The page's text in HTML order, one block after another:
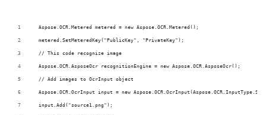
  Aspose.OCR.Metered metered = new Aspose.OCR.Metered();
  metered.SetMeteredKey("PublicKey", "PrivateKey");
  // This code recognize image
  Aspose.OCR.AsposeOcr recognitionEngine = new Aspose.OCR.AsposeOcr();
  // Add images to OcrInput object
Aspose.OCR.OcrInput input = new
  input.Add("source1.png");